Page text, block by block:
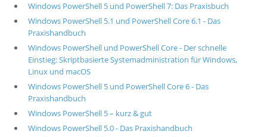
Windows PowerShell 5 und PowerShell 7: Das Praxisbuch
Windows PowerShell 5.1 und PowerShell Core 6.1 - Das
Praxishandbuch
Windows PowerShell und PowerShell Core - Der schnelle
Einstieg: Skriptbasierte Systemadministration für Windows,
Linux und macOS
Windows PowerShell 5 und PowerShell Core 6 - Das
Praxishandbuch
Windows PowerShell 5 – kurz & gut
Windows PowerShell 5.0 - Das Praxishandbuch